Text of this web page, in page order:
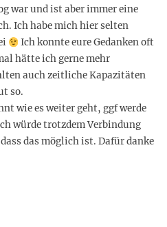
war und ist aber immer eine
Ich habe mich hier selten
Ich konnte eure Gedanken oft
hätte ich gerne mehr
auch zeitliche Kapazitäten
so.
wie es weiter geht, ggf werde
würde trotzdem Verbindung
das möglich ist. Dafür danke